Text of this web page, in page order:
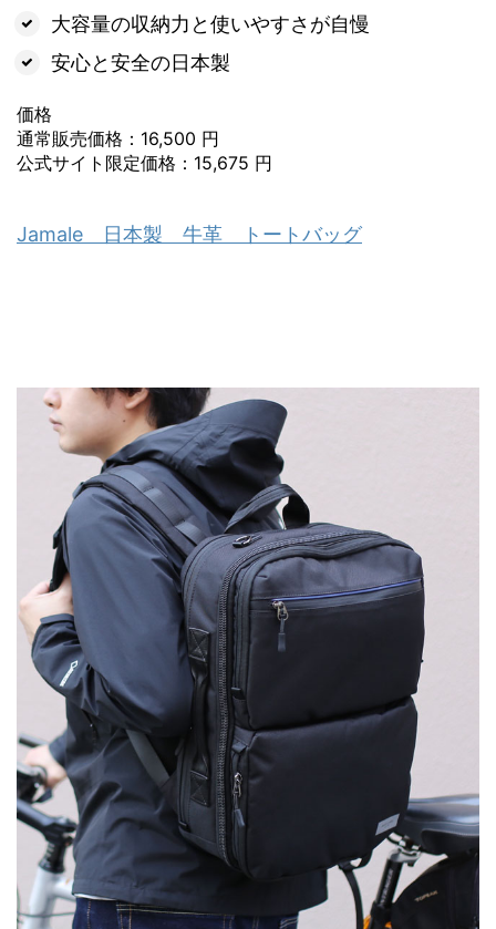
大容量の収納力と使いやすさが自慢
安心と安全の日本製
価格
通常販売価格：16,500 円
公式サイト限定価格：15,675 円
Jamale 日本製 牛革 トートバッグ